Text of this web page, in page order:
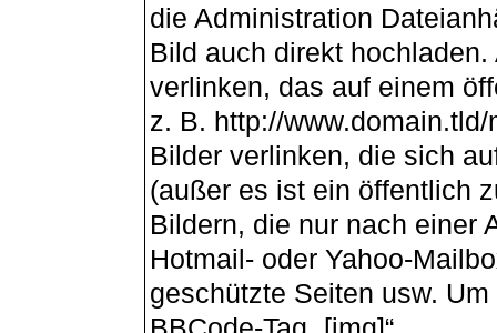
die Administration
Bild auch direkt
verlinken, das auf einem
z. B. http://
Bilder verlinken, die sich
(außer es ist ein öffentlich
Bildern, die nur nach einer
Hotmail- oder Yahoo-
geschützte Seiten usw.